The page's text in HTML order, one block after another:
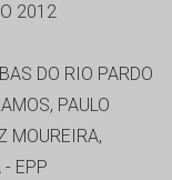
2012
DO RIO PARDO
PAULO
MOUREIRA,
- EPP